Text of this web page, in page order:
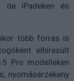
de iPadeken és
több forrás is
elhíresült
Pro modelleken
nyomásérzékeny